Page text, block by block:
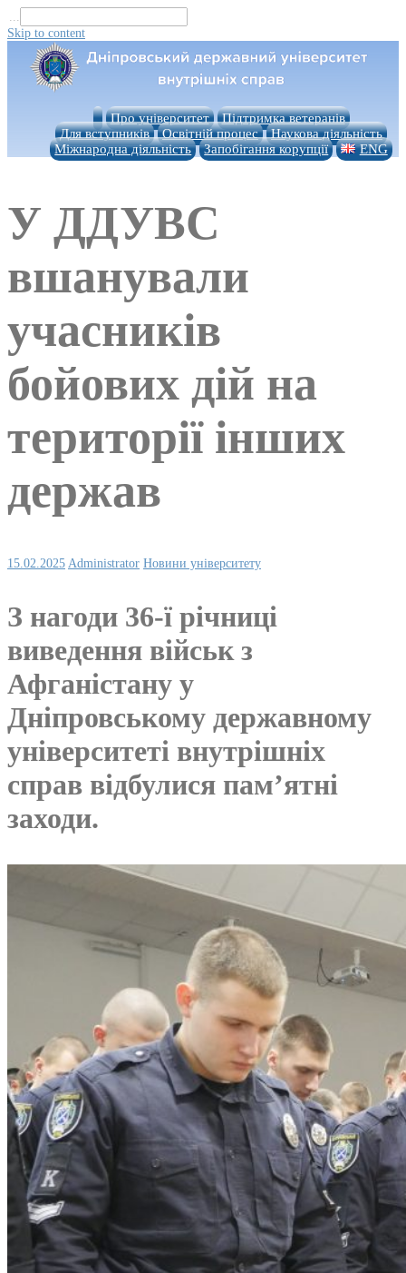
...
Skip to content
Про університет
Підтримка ветеранів
Для вступників
Освітній процес
Наукова діяльність
Міжнародна діяльність
Запобігання корупції ENG
У ДДУВС
вшанували
учасників
бойових дій на
території інших
держав
15.02.2025 Administrator Новини університету
З нагоди 36-ї річниці
виведення військ з
Афганістану у
Дніпровському державному
університеті внутрішніх
справ відбулися пам’ятні
заходи.